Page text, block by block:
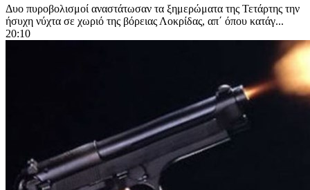
Δυο πυροβολισμοί αναστάτωσαν τα ξημερώματα της Τετάρτης την
ήσυχη νύχτα σε χωριό της βόρειας Λοκρίδας, απ΄ όπου κατάγ...
20:10